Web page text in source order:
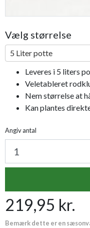
Vælg størrelse
5 Liter potte
Leveres i 5 liters
Veletableret
Nem størrelse at
Kan plantes
Angiv antal
219,95 kr.
Bemærk dette er en